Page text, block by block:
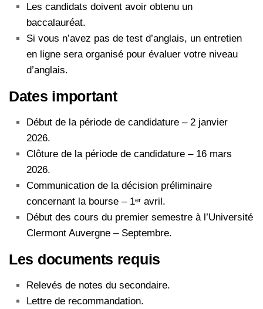
Les candidats doivent avoir obtenu un
baccalauréat.
Si vous n’avez pas de test d’anglais, un entretien
en ligne sera organisé pour évaluer votre niveau
d’anglais.
Dates important
Début de la période de candidature – 2 janvier
2026.
Clôture de la période de candidature – 16 mars
2026.
Communication de la décision préliminaire
concernant la bourse – 1ᵉʳ avril.
Début des cours du premier semestre à l’Université
Clermont Auvergne – Septembre.
Les documents requis
Relevés de notes du secondaire.
Lettre de recommandation.